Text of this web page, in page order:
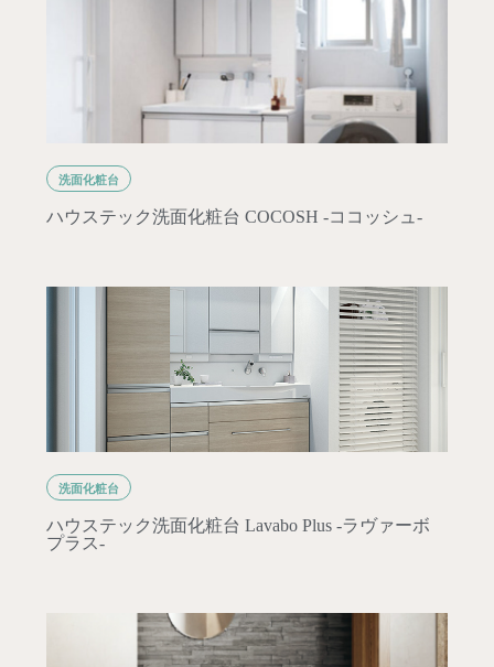
洗面化粧台
ハウステック洗面化粧台 COCOSH -ココッシュ-
洗面化粧台
ハウステック洗面化粧台 Lavabo Plus -ラヴァーボ
プラス-